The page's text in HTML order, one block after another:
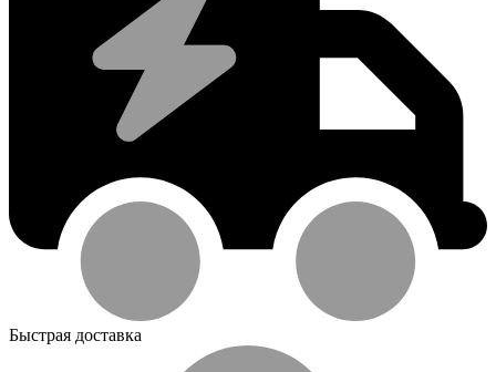
Быстрая доставка